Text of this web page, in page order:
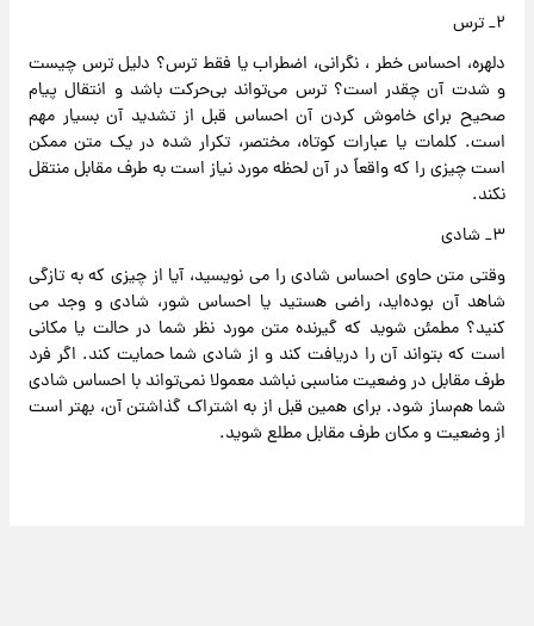
۲_ ترس
دلهره، احساس خطر ، نگرانی، اضطراب یا فقط ترس؟ دلیل ترس چیست
و شدت آن چقدر است؟ ترس می‌تواند بی‌حرکت باشد و انتقال پیام
صحیح برای خاموش کردن آن احساس قبل از تشدید آن بسیار مهم
است. کلمات یا عبارات کوتاه، مختصر، تکرار شده در یک متن ممکن
است چیزی را که واقعاً در آن لحظه مورد نیاز است به طرف مقابل منتقل
نکند.
۳_ شادی
وقتی متن حاوی احساس شادی را می نویسید، آیا از چیزی که به تازگی
شاهد آن بوده‌اید، راضی هستید یا احساس شور، شادی و وجد می
کنید؟ مطمئن شوید که گیرنده متن مورد نظر شما در حالت یا مکانی
است که بتواند آن را دریافت کند و از شادی شما حمایت کند. اگر فرد
طرف مقابل در وضعیت مناسبی نباشد معمولا نمی‌تواند با احساس شادی
شما هم‌ساز شود. برای همین قبل از به اشتراک گذاشتن آن، بهتر است
از وضعیت و مکان طرف مقابل مطلع شوید.